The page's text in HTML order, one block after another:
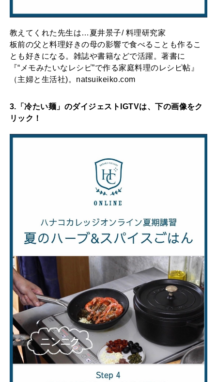
教えてくれた先生は…夏井景子/ 料理研究家
板前の父と料理好きの母の影響で食べることも作るこ
とも好きになる。雑誌や書籍などで活躍。著書に
『“メモみたいなレシピ”で作る家庭料理のレシピ帖』
（主婦と生活社)。natsuikeiko.com
3.「冷たい麺」のダイジェストIGTVは、下の画像をク
リック！